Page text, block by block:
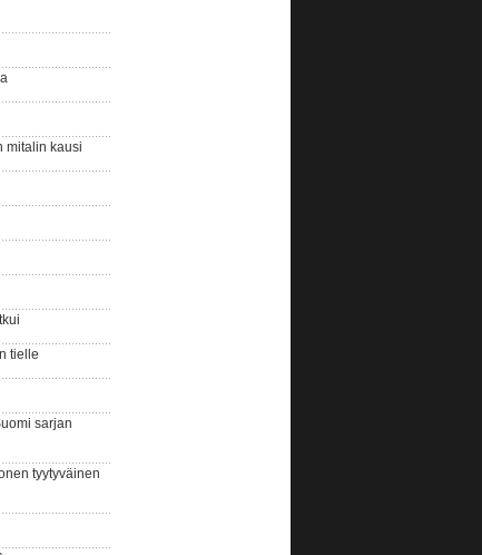
mitalin kausi
tielle
sarjan
tyytyväinen